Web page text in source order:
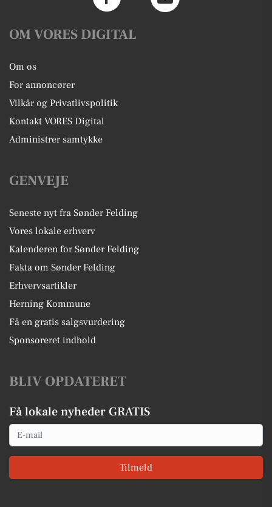
OM VORES DIGITAL
Om os
For annoncører
Vilkår og Privatlivspolitik
Kontakt VORES Digital
Administrer samtykke
GENVEJE
Seneste nyt fra Sønder Felding
Vores lokale erhverv
Kalenderen for Sønder Felding
Fakta om Sønder Felding
Erhvervsartikler
Herning Kommune
Få en gratis salgsvurdering
Sponsoreret indhold
BLIV OPDATERET
Få lokale nyheder GRATIS
Email
Tilmeld